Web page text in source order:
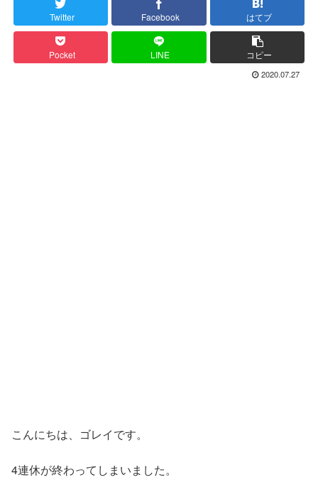
Twitter Facebook はてブ
Pocket LINE コピー
2020.07.27
こんにちは、ゴレイです。
4連休が終わってしまいました。